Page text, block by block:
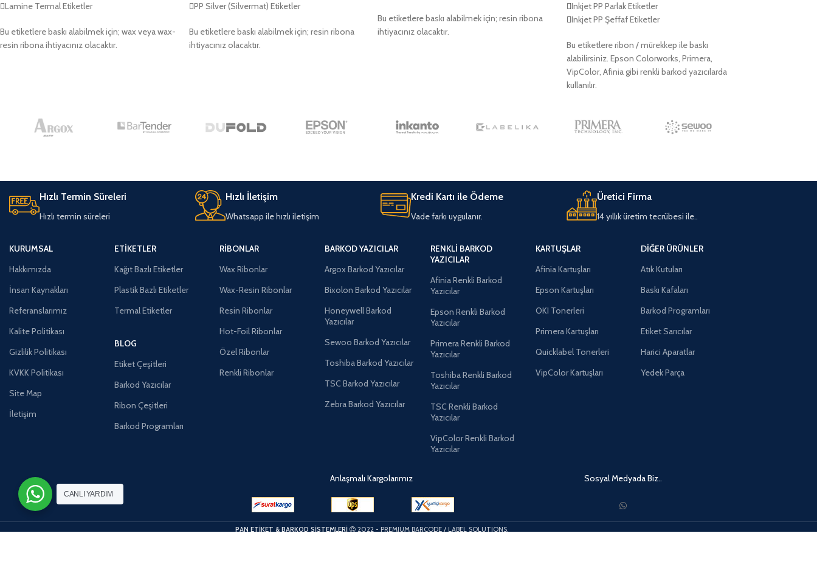
Lamine Termal Etiketler
Bu etiketlere baskı alabilmek için; wax veya wax-
resin ribona ihtiyacınız olacaktır.
PP Silver (Silvermat) Etiketler
Bu etiketlere baskı alabilmek için; resin ribona
ihtiyacınız olacaktır.
Bu etiketlere baskı alabilmek için; resin ribona
ihtiyacınız olacaktır.
Inkjet PP Parlak Etiketler
Inkjet PP Şeffaf Etiketler
Bu etiketlere ribon / mürekkep ile baskı
alabilirsiniz. Epson Colorworks, Primera,
VipColor, Afinia gibi renkli barkod yazıcılarda
kullanılır.
Hızlı Termin Süreleri
Hızlı termin süreleri
Hızlı İletişim
Whatsapp ile hızlı iletişim
Kredi Kartı ile Ödeme
Vade farkı uygulanır.
Üretici Firma
14 yıllık üretim tecrübesi ile..
KURUMSAL
Hakkımızda
İnsan Kaynakları
Referanslarımız
Kalite Politikası
Gizlilik Politikası
KVKK Politikası
Site Map
İletişim
ETIKETLER
Kağıt Bazlı Etiketler
Plastik Bazlı Etiketler
Termal Etiketler
BLOG
Etiket Çeşitleri
Barkod Yazıcılar
Ribon Çeşitleri
Barkod Programları
RIBONLAR
Wax Ribonlar
Wax-Resin Ribonlar
Resin Ribonlar
Hot-Foil Ribonlar
Özel Ribonlar
Renkli Ribonlar
BARKOD YAZICILAR
Argox Barkod Yazıcılar
Bixolon Barkod Yazıcılar
Honeywell Barkod
Yazıcılar
Sewoo Barkod Yazıcılar
Toshiba Barkod Yazıcılar
TSC Barkod Yazıcılar
Zebra Barkod Yazıcılar
RENKLI BARKOD
YAZICILAR
Afinia Renkli Barkod
Yazıcılar
Epson Renkli Barkod
Yazıcılar
Primera Renkli Barkod
Yazıcılar
Toshiba Renkli Barkod
Yazıcılar
TSC Renkli Barkod
Yazıcılar
VipColor Renkli Barkod
Yazıcılar
KARTUŞLAR
Afinia Kartuşları
Epson Kartuşları
OKI Tonerleri
Primera Kartuşları
Quicklabel Tonerleri
VipColor Kartuşları
DIĞER ÜRÜNLER
Atık Kutuları
Baskı Kafaları
Barkod Programları
Etiket Sarıcılar
Harici Aparatlar
Yedek Parça
Anlaşmalı Kargolarımız Sosyal Medyada Biz..
PAN ETİKET & BARKOD SİSTEMLERİ 2022 - PREMIUM BARCODE / LABEL SOLUTIONS.
CANLI YARDIM